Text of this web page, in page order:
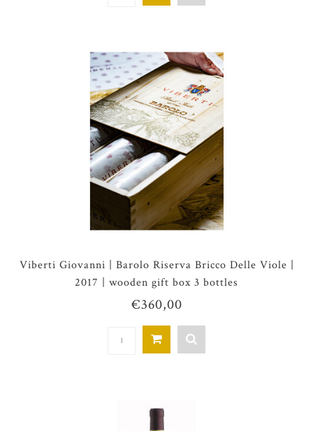
Viberti Giovanni | Barolo Riserva Bricco Delle Viole |
2017 | wooden gift box 3 bottles
€360,00